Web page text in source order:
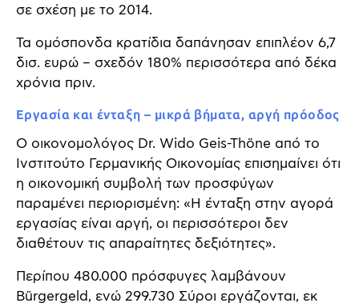
σε σχέση με το 2014.
Τα ομόσπονδα κρατίδια δαπάνησαν επιπλέον 6,7
δισ. ευρώ – σχεδόν 180% περισσότερα από δέκα
χρόνια πριν.
Εργασία και ένταξη – μικρά βήματα, αργή πρόοδος
Ο οικονομολόγος Dr. Wido Geis-Thöne από το
Ινστιτούτο Γερμανικής Οικονομίας επισημαίνει ότι
η οικονομική συμβολή των προσφύγων
παραμένει περιορισμένη: «Η ένταξη στην αγορά
εργασίας είναι αργή, οι περισσότεροι δεν
διαθέτουν τις απαραίτητες δεξιότητες».
Περίπου 480.000 πρόσφυγες λαμβάνουν
Bürgergeld, ενώ 299.730 Σύροι εργάζονται, εκ